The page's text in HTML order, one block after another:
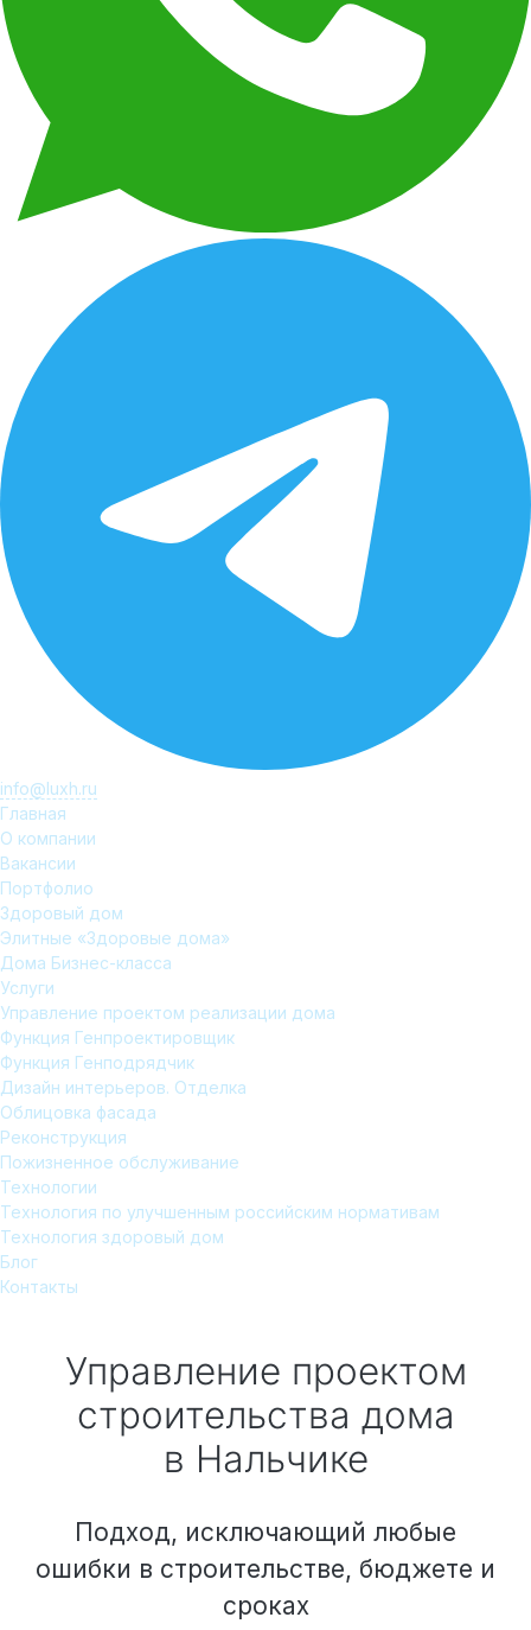
info@luxh.ru
Главная
О компании
Вакансии
Портфолио
Здоровый дом
Элитные «Здоровые дома»
Дома Бизнес-класса
Услуги
Управление проектом реализации дома
Функция Генпроектировщик
Функция Генподрядчик
Дизайн интерьеров. Отделка
Облицовка фасада
Реконструкция
Пожизненное обслуживание
Технологии
Технология по улучшенным российским нормативам
Технология здоровый дом
Блог
Контакты
Управление проектом
строительства дома
в Нальчике
Подход, исключающий любые
ошибки в строительстве, бюджете и
сроках